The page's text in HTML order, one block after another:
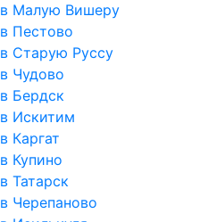
в Малую Вишеру
в Пестово
в Старую Руссу
в Чудово
в Бердск
в Искитим
в Каргат
в Купино
в Татарск
в Черепаново